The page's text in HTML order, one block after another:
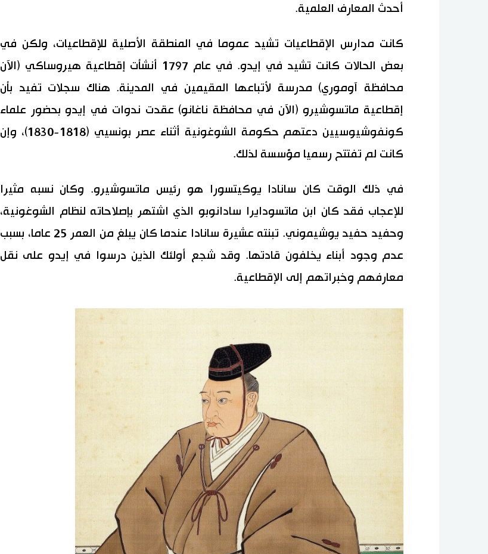
أحدث المعارف العلمية.
كانت مدارس الإقطاعيات تشيد عموما في المنطقة الأصلية للإقطاعيات، ولكن في
بعض الحالات كانت تشيد في إيدو. في عام 1797 أنشأت إقطاعية هيروساكي (الآن
محافظة آوموري) مدرسة لأتباعها المقيمين في المدينة. هناك سجلات تفيد بأن
إقطاعية ماتسوشيرو (الآن في محافظة ناغانو) عقدت ندوات في إيدو بحضور علماء
كونفوشيوسيين دعتهم حكومة الشوغونية أثناء عصر بونسيي (1818-1830)، وإن
كانت لم تفتتح رسميا مؤسسة لذلك.
في ذلك الوقت كان سانادا يوكيتسورا هو رئيس ماتسوشيرو. وكان نسبه مثيرا
للإعجاب فقد كان ابن ماتسودايرا سادانوبو الذي اشتهر بإصلاحاته لنظام الشوغونية،
وحفيد حفيد يوشيموني. تبنته عشيرة سانادا عندما كان يبلغ من العمر 25 عاما، بسبب
عدم وجود أبناء يخلفون قادتها. وقد شجع أولئك الذين درسوا في إيدو على نقل
معارفهم وخبراتهم إلى الإقطاعية.